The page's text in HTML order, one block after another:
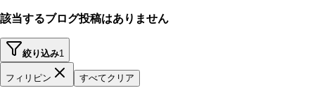
該当するブログ投稿はありません
絞り込み1
フィリピン すべてクリア